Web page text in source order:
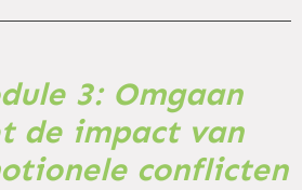
3: Omgaan
de impact van
conflicten